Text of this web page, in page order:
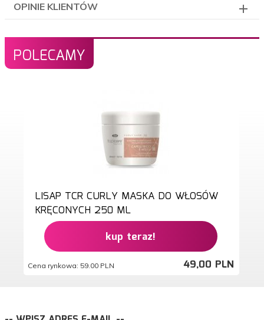
OPINIE KLIENTÓW
POLECAMY
LISAP TCR CURLY MASKA DO WŁOSÓW
KRĘCONYCH 250 ML
kup teraz!
49,00 PLN
Cena rynkowa: 59.00 PLN